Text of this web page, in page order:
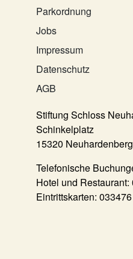
Parkordnung
Jobs
Impressum
Datenschutz
AGB
Stiftung Schloss
Schinkelplatz
15320 Neuhardenberg
Telefonische
Hotel und Restaurant:
Eintrittskarten: